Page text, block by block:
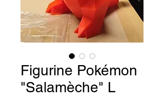
Figurine Pokémon
"Salamèche" L